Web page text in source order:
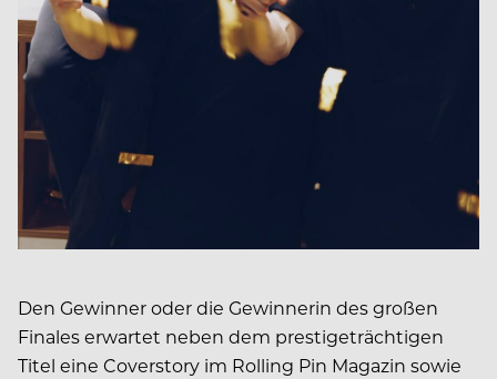
Den Gewinner oder die Gewinnerin des großen
Finales erwartet neben dem prestigeträchtigen
Titel eine Coverstory im Rolling Pin Magazin sowie